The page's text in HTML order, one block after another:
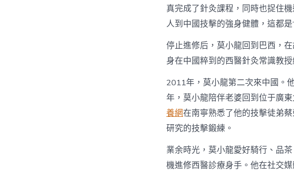
真完成了針灸課程，同時也捉住
人到中國技擊的強身健體，這都是
停止進修后，莫小龍回到巴西，
身在中國粹到的西醫針灸常識教授
2011年，莫小龍第二次來中國。
年，莫小龍陪伴老婆回到位于廣
養網在南寧熟悉了他的技擊徒弟
研究的技擊鍛練。
業余時光，莫小龍愛好騎行、品
機進修西醫診療身手。他在社交